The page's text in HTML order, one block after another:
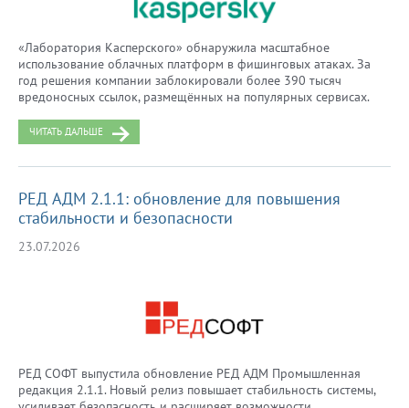
«Лаборатория Касперского» обнаружила масштабное
использование облачных платформ в фишинговых атаках. За
год решения компании заблокировали более 390 тысяч
вредоносных ссылок, размещённых на популярных сервисах.
ЧИТАТЬ ДАЛЬШЕ
РЕД АДМ 2.1.1: обновление для повышения
стабильности и безопасности
23.07.2026
РЕД СОФТ выпустила обновление РЕД АДМ Промышленная
редакция 2.1.1. Новый релиз повышает стабильность системы,